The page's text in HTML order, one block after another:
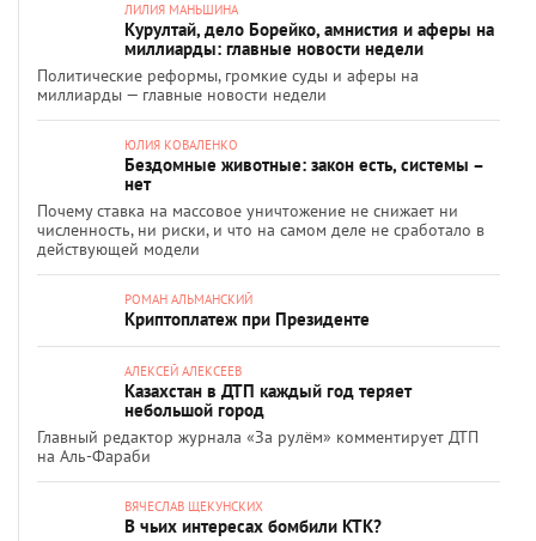
ЛИЛИЯ МАНЬШИНА
Курултай, дело Борейко, амнистия и аферы на
миллиарды: главные новости недели
Политические реформы, громкие суды и аферы на
миллиарды — главные новости недели
ЮЛИЯ КОВАЛЕНКО
Бездомные животные: закон есть, системы –
нет
Почему ставка на массовое уничтожение не снижает ни
численность, ни риски, и что на самом деле не сработало в
действующей модели
РОМАН АЛЬМАНСКИЙ
Криптоплатеж при Президенте
АЛЕКСЕЙ АЛЕКСЕЕВ
Казахстан в ДТП каждый год теряет
небольшой город
Главный редактор журнала «За рулём» комментирует ДТП
на Аль-Фараби
ВЯЧЕСЛАВ ЩЕКУНСКИХ
В чьих интересах бомбили КТК?